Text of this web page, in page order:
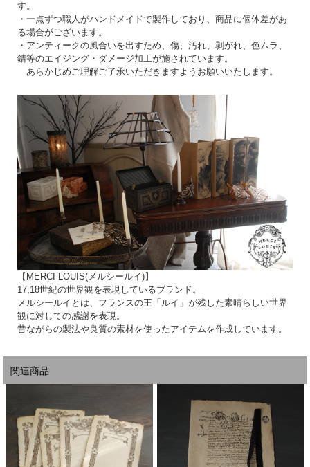
す。
・一点ずつ職人がハンドメイドで製作しており、商品に個体差があ
る場合がございます。
・アンティークの風合いを出すため、傷、汚れ、剥がれ、色ムラ、
錆等のエイジング・ダメージ加工が施されています。
あらかじめご理解ご了承いただきますようお願いいたします。
【MERCI LOUIS(メルシールイ)】
17,18世紀の世界観を表現しているブランド。
メルシールイとは、フランスの王「ルイ」が残した素晴らしい世界
観に対しての感謝を表現。
昔ながらの製法や良質の素材を使ったアイテムを作成しています。
関連商品